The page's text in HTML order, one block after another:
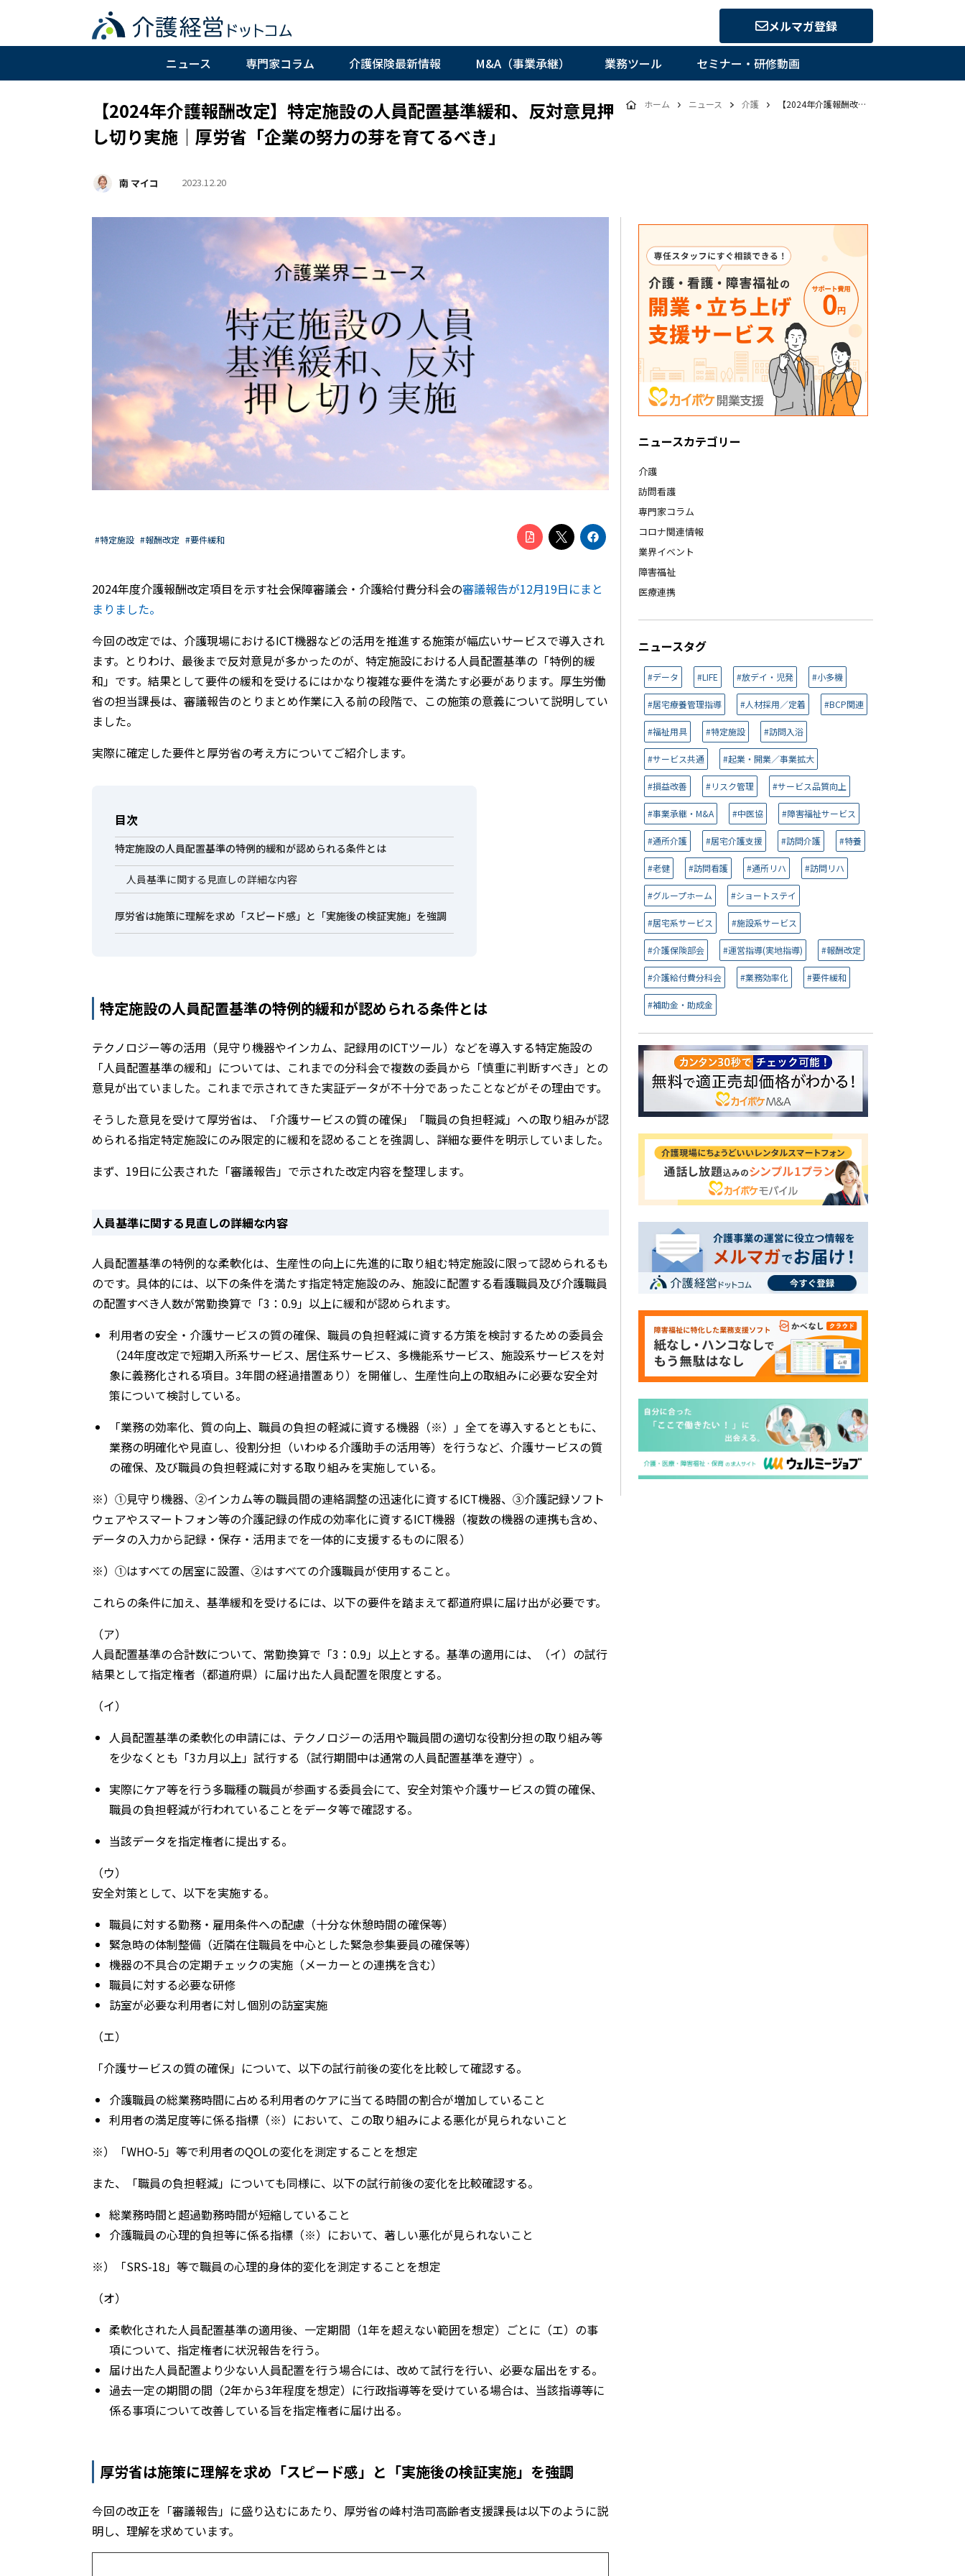
メルマガ登録
ニュース 専門家コラム 介護保険最新情報 M&A（事業承継） 業務ツール セミナー・研修動画
【2024年介護報酬改定】特定施設の人員配置基準緩和、反対意見押
し切り実施│厚労省「企業の努力の芽を育てるべき」
南 マイコ 2023.12.20
ホーム ニュース 介護 【2024年介護報酬改定】特定施設の人員配置基準緩和、反対意見押し切り実施│厚労省「企業の努力の芽を育てるべき」
#特定施設 #報酬改定 #要件緩和
2024年度介護報酬改定項目を示す社会保障審議会・介護給付費分科会の審議報告が12月19日にまと
まりました。
今回の改定では、介護現場におけるICT機器などの活用を推進する施策が幅広いサービスで導入され
ます。とりわけ、最後まで反対意見が多かったのが、特定施設における人員配置基準の「特例的緩
和」です。結果として要件の緩和を受けるにはかなり複雑な要件を満たす必要があります。厚生労働
省の担当課長は、審議報告のとりまとめ作業に入る前の段階で、この施策の意義について説明してい
ました。
実際に確定した要件と厚労省の考え方についてご紹介します。
目次
特定施設の人員配置基準の特例的緩和が認められる条件とは
人員基準に関する見直しの詳細な内容
厚労省は施策に理解を求め「スピード感」と「実施後の検証実施」を強調
特定施設の人員配置基準の特例的緩和が認められる条件とは
テクノロジー等の活用（見守り機器やインカム、記録用のICTツール）などを導入する特定施設の
「人員配置基準の緩和」については、これまでの分科会で複数の委員から「慎重に判断すべき」との
意見が出ていました。これまで示されてきた実証データが不十分であったことなどがその理由です。
そうした意見を受けて厚労省は、「介護サービスの質の確保」「職員の負担軽減」への取り組みが認
められる指定特定施設にのみ限定的に緩和を認めることを強調し、詳細な要件を明示していました。
まず、19日に公表された「審議報告」で示された改定内容を整理します。
人員基準に関する見直しの詳細な内容
人員配置基準の特例的な柔軟化は、生産性の向上に先進的に取り組む特定施設に限って認められるも
のです。具体的には、以下の条件を満たす指定特定施設のみ、施設に配置する看護職員及び介護職員
の配置すべき人数が常勤換算で「3：0.9」以上に緩和が認められます。
利用者の安全・介護サービスの質の確保、職員の負担軽減に資する方策を検討するための委員会
（24年度改定で短期入所系サービス、居住系サービス、多機能系サービス、施設系サービスを対
象に義務化される項目。3年間の経過措置あり）を開催し、生産性向上の取組みに必要な安全対
策について検討している。
「業務の効率化、質の向上、職員の負担の軽減に資する機器（※）」全てを導入するとともに、
業務の明確化や見直し、役割分担（いわゆる介護助手の活用等）を行うなど、介護サービスの質
の確保、及び職員の負担軽減に対する取り組みを実施している。
※）①見守り機器、②インカム等の職員間の連絡調整の迅速化に資するICT機器、③介護記録ソフト
ウェアやスマートフォン等の介護記録の作成の効率化に資するICT機器（複数の機器の連携も含め、
データの入力から記録・保存・活用までを一体的に支援するものに限る）
※）①はすべての居室に設置、②はすべての介護職員が使用すること。
これらの条件に加え、基準緩和を受けるには、以下の要件を踏まえて都道府県に届け出が必要です。
（ア）
人員配置基準の合計数について、常勤換算で「3：0.9」以上とする。基準の適用には、（イ）の試行
結果として指定権者（都道府県）に届け出た人員配置を限度とする。
（イ）
人員配置基準の柔軟化の申請には、テクノロジーの活用や職員間の適切な役割分担の取り組み等
を少なくとも「3カ月以上」試行する（試行期間中は通常の人員配置基準を遵守）。
実際にケア等を行う多職種の職員が参画する委員会にて、安全対策や介護サービスの質の確保、
職員の負担軽減が行われていることをデータ等で確認する。
当該データを指定権者に提出する。
（ウ）
安全対策として、以下を実施する。
職員に対する勤務・雇用条件への配慮（十分な休憩時間の確保等）
緊急時の体制整備（近隣在住職員を中心とした緊急参集要員の確保等）
機器の不具合の定期チェックの実施（メーカーとの連携を含む）
職員に対する必要な研修
訪室が必要な利用者に対し個別の訪室実施
（エ）
「介護サービスの質の確保」について、以下の試行前後の変化を比較して確認する。
介護職員の総業務時間に占める利用者のケアに当てる時間の割合が増加していること
利用者の満足度等に係る指標（※）において、この取り組みによる悪化が見られないこと
※）「WHO-5」等で利用者のQOLの変化を測定することを想定
また、「職員の負担軽減」についても同様に、以下の試行前後の変化を比較確認する。
総業務時間と超過勤務時間が短縮していること
介護職員の心理的負担等に係る指標（※）において、著しい悪化が見られないこと
※）「SRS-18」等で職員の心理的身体的変化を測定することを想定
（オ）
柔軟化された人員配置基準の適用後、一定期間（1年を超えない範囲を想定）ごとに（エ）の事
項について、指定権者に状況報告を行う。
届け出た人員配置より少ない人員配置を行う場合には、改めて試行を行い、必要な届出をする。
過去一定の期間の間（2年から3年程度を想定）に行政指導等を受けている場合は、当該指導等に
係る事項について改善している旨を指定権者に届け出る。
厚労省は施策に理解を求め「スピード感」と「実施後の検証実施」を強調
今回の改正を「審議報告」に盛り込むにあたり、厚労省の峰村浩司高齢者支援課長は以下のように説
明し、理解を求めています。
ニュースカテゴリー
介護
訪問看護
専門家コラム
コロナ関連情報
業界イベント
障害福祉
医療連携
ニュースタグ
#データ #LIFE #放デイ・児発 #小多機
#居宅療養管理指導 #人材採用／定着 #BCP関連
#福祉用具 #特定施設 #訪問入浴
#サービス共通 #起業・開業／事業拡大
#損益改善 #リスク管理 #サービス品質向上
#事業承継・M&A #中医協 #障害福祉サービス
#通所介護 #居宅介護支援 #訪問介護 #特養
#老健 #訪問看護 #通所リハ #訪問リハ
#グループホーム #ショートステイ
#居宅系サービス #施設系サービス
#介護保険部会 #運営指導(実地指導) #報酬改定
#介護給付費分科会 #業務効率化 #要件緩和
#補助金・助成金